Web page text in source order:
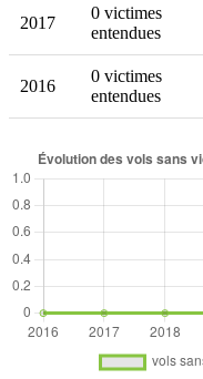
2017
0 victimes
entendues
2016
0 victimes
entendues